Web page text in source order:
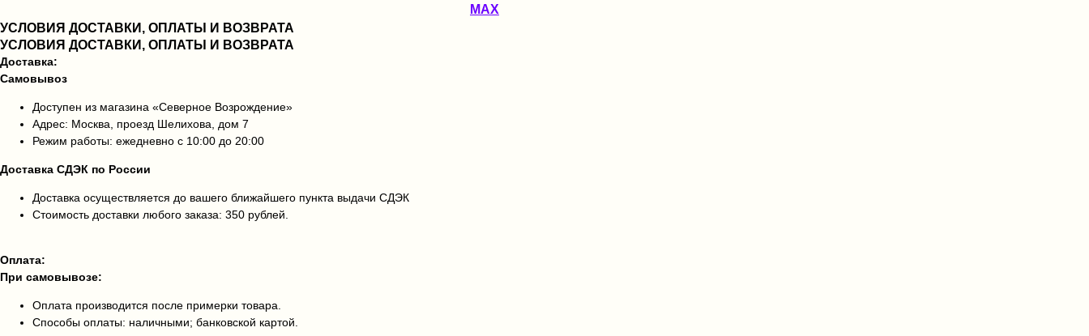
MAX
УСЛОВИЯ ДОСТАВКИ, ОПЛАТЫ И ВОЗВРАТА
УСЛОВИЯ ДОСТАВКИ, ОПЛАТЫ И ВОЗВРАТА
Доставка:
Самовывоз
Доступен из магазина «Северное Возрождение»
Адрес: Москва, проезд Шелихова, дом 7
Режим работы: ежедневно с 10:00 до 20:00
Доставка СДЭК по России
Доставка осуществляется до вашего ближайшего пункта выдачи СДЭК
Стоимость доставки любого заказа: 350 рублей.
Оплата:
При самовывозе:
Оплата производится после примерки товара.
Способы оплаты: наличными; банковской картой.